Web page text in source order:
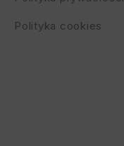
Polityka cookies